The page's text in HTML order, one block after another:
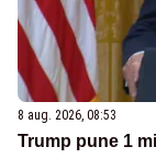
8 aug. 2026, 08:53
Trump pune 1